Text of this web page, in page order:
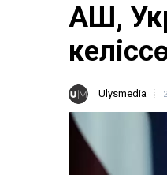
АҚШ,
Ulysmedia